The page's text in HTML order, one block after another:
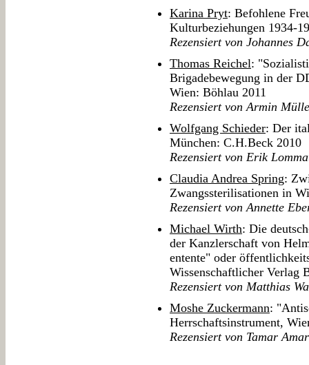
Karina Pryt: Befohlene
Kulturbeziehungen 1934-
Rezensiert von Johannes
Thomas Reichel:
Brigadebewegung in der
Wien: Böhlau 2011
Rezensiert von Armin
Wolfgang Schieder: Der
München: C.H.Beck 2010
Rezensiert von Erik
Claudia Andrea Spring:
Zwangssterilisationen in
Rezensiert von Annette
Michael Wirth: Die
der Kanzlerschaft von
entente" oder
Wissenschaftlicher Verlag
Rezensiert von Matthias
Moshe Zuckermann:
Herrschaftsinstrument,
Rezensiert von Tamar